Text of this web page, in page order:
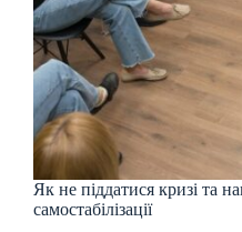
Як не піддатися кризі та
самостабілізації